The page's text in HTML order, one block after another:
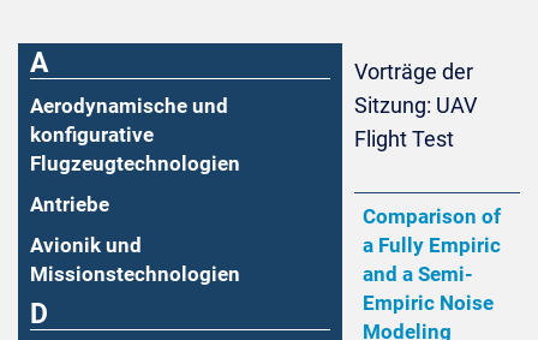
A
Aerodynamische und
konfigurative
Flugzeugtechnologien
Antriebe
Avionik und
Missionstechnologien
D
Vorträge der
Sitzung: UAV
Flight Test
Comparison of
a Fully Empiric
and a Semi-
Empiric Noise
Modeling